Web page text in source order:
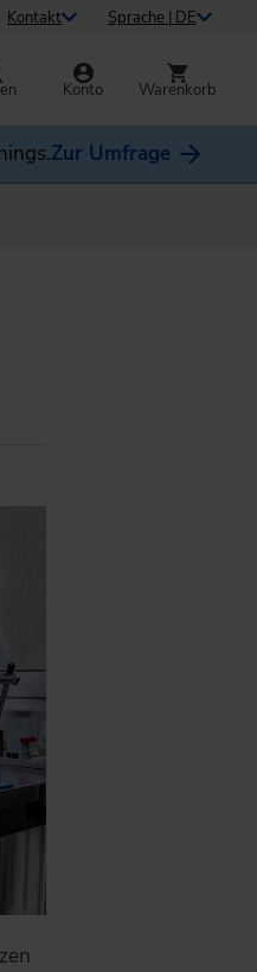
Kontakt Sprache | DE
Konto Warenkorb
Zur Umfrage